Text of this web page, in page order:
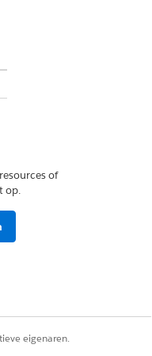
of
op.
eigenaren.